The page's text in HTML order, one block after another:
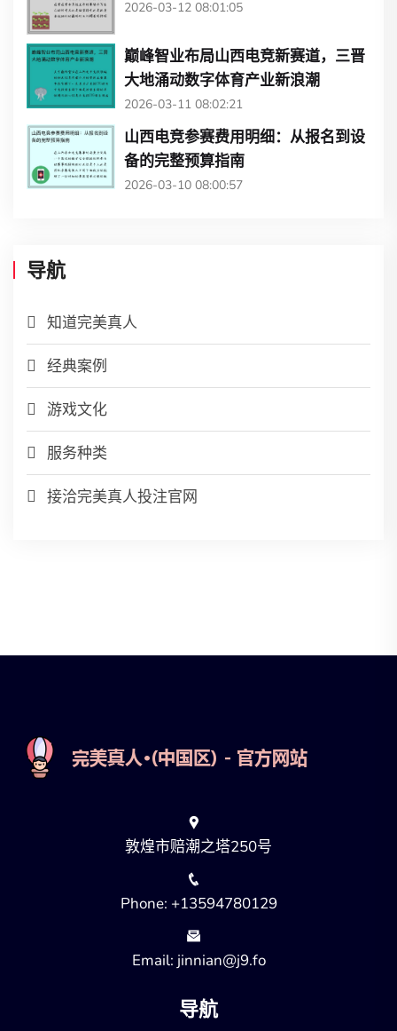
2026-03-12 08:01:05
巅峰智业布局山西电竞新赛道，三晋
大地涌动数字体育产业新浪潮
2026-03-11 08:02:21
山西电竞参赛费用明细：从报名到设
备的完整预算指南
2026-03-10 08:00:57
导航
知道完美真人
经典案例
游戏文化
服务种类
接洽完美真人投注官网
敦煌市赔潮之塔250号
Phone: +13594780129
Email: jinnian@j9.fo
导航